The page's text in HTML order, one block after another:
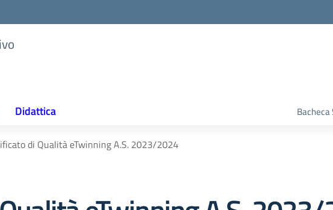
Didattica Bacheca
di Qualità eTwinning A.S. 2023/2024